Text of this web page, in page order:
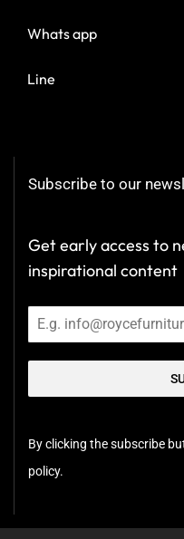
Whats app
Line
Subscribe to our
Get early access to
inspirational content
By clicking the subscribe
policy.